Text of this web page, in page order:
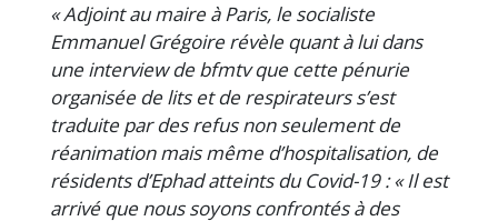
« Adjoint au maire à Paris, le socialiste
Emmanuel Grégoire révèle quant à lui dans
une interview de bfmtv que cette pénurie
organisée de lits et de respirateurs s’est
traduite par des refus non seulement de
réanimation mais même d’hospitalisation, de
résidents d’Ephad atteints du Covid-19 : « Il est
arrivé que nous soyons confrontés à des